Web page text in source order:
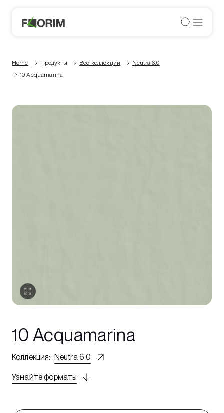
Home Продукты Все коллекции
Neutra 6.0
10 Acquamarina
10 Acquamarina
Коллекция: Neutra 6.0
Узнайте форматы